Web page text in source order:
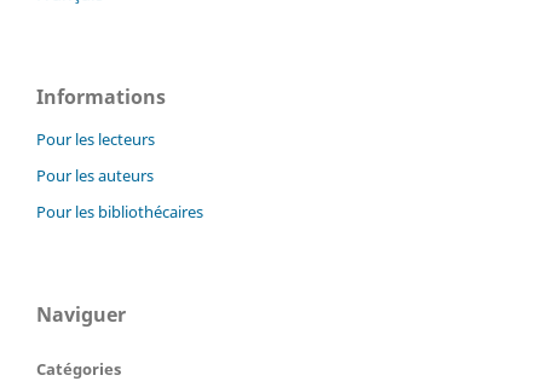
Informations
Pour les lecteurs
Pour les auteurs
Pour les bibliothécaires
Naviguer
Catégories